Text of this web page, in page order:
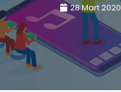
28 Mart 2020